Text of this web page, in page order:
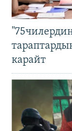
карайт